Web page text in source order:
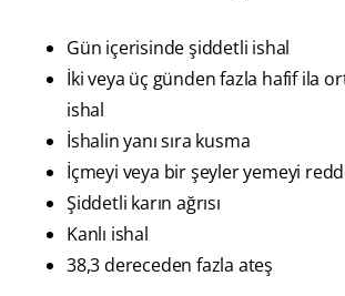
Gün içerisinde şiddetli ishal
İki veya üç günden fazla hafif ila
ishal
İshalin yanı sıra kusma
İçmeyi veya bir şeyler yemeyi
Şiddetli karın ağrısı
Kanlı ishal
38,3 dereceden fazla ateş